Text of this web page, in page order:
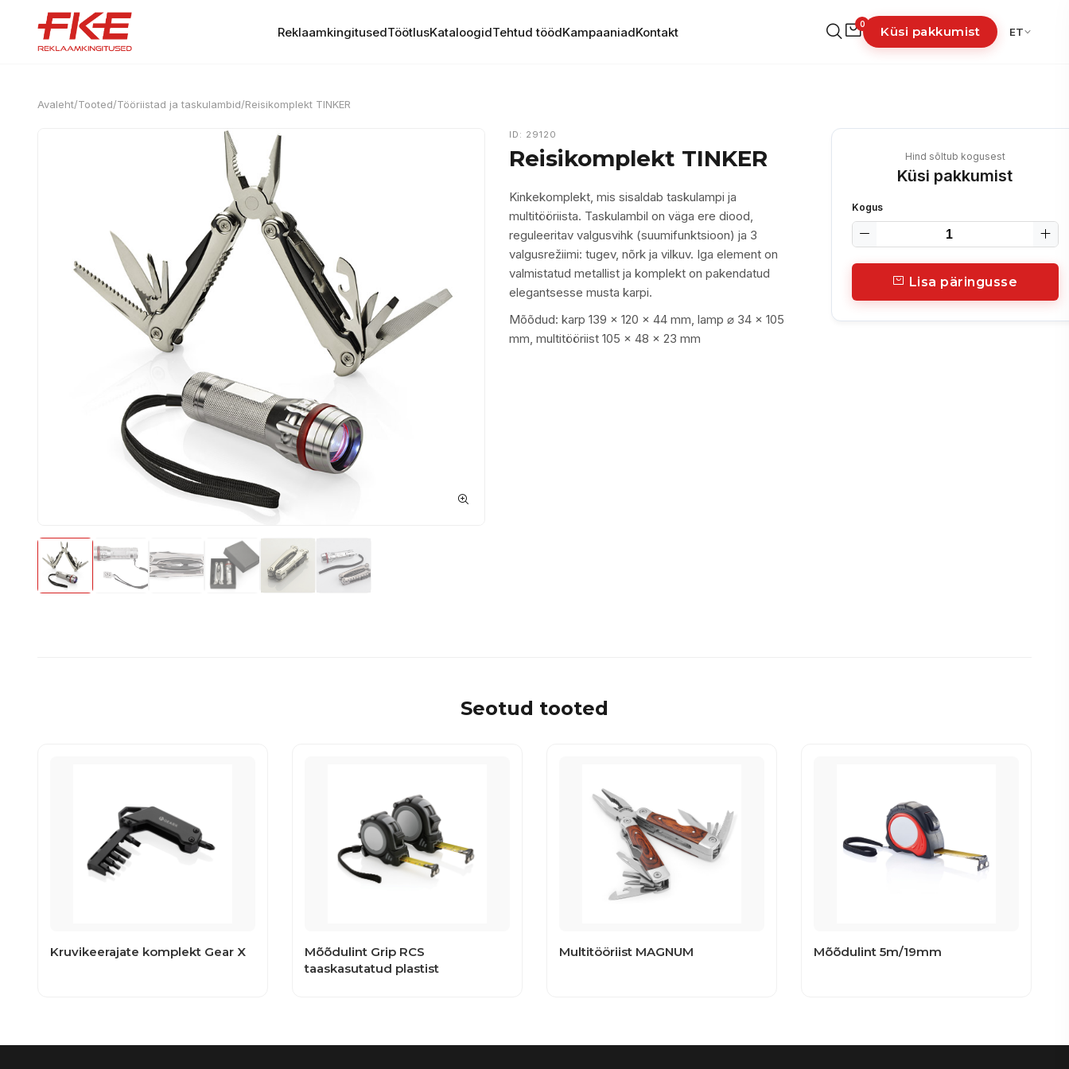
ReklaamkingitusedTöötlusKataloogidTehtud töödKampaaniadKontakt
0
Küsi pakkumist ET
Avaleht/Tooted/Tööriistad ja taskulambid/Reisikomplekt TINKER
ID: 29120
Reisikomplekt TINKER
Kinkekomplekt, mis sisaldab taskulampi ja
multitööriista. Taskulambil on väga ere diood,
reguleeritav valgusvihk (suumifunktsioon) ja 3
valgusrežiimi: tugev, nõrk ja vilkuv. Iga element on
valmistatud metallist ja komplekt on pakendatud
elegantsesse musta karpi.
Mõõdud: karp 139 x 120 x 44 mm, lamp ⌀ 34 x 105
mm, multitööriist 105 x 48 x 23 mm
Hind sõltub kogusest
Küsi pakkumist
Kogus
Lisa päringusse
Seotud tooted
Kruvikeerajate komplekt Gear X
Mõõdulint Grip RCS
taaskasutatud plastist
Multitööriist MAGNUM Mõõdulint 5m/19mm